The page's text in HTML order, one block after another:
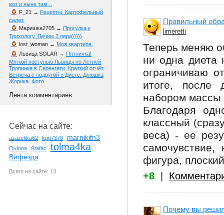
Правильный
limeretti
Теперь меняю
ни одна диета
ограничиваю
итоге, после
набором массы
Благодаря
классный
веса) - ее
самочувствие,
фигура,
+8
Почему вы
воз и ныне там...
F_21 → Рецепты. Картофельный
салат.
Маришка2705 → Прогулка к
Трихологу. Лечим 3 пера)))))
lost_woman → Моя квартира.
Львица SOLAR → Пятничка!
Мягкой поступью Львицы по Летней
Тропинке в Серенгети. Краткий отчёт.
Встреча с подругой с Диетс. Днюшка
Жорика. Фото
Лента комментариев
Сейчас на сайте:
azazelika62 kpp7378 marnikifn3
OvInna Stafac tolma4ka
Вифезда
Всего на сайте: 13